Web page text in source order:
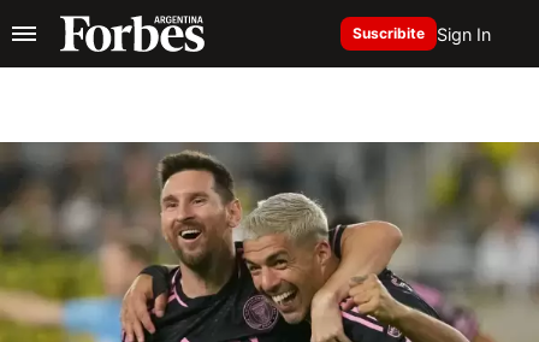
Suscribite Sign In